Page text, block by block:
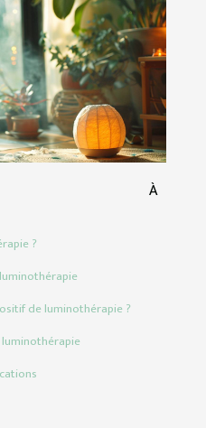
?
de luminothérapie ?
À